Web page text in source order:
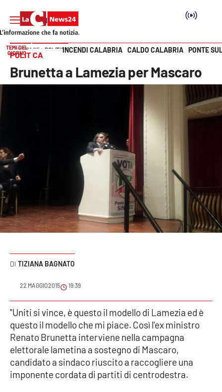
Politica
Attualità
Economia e lavoro
Italia Mondo
Sanità
Sport
Meteo
Editoriali
Vai
TEMI DEL
GIORNO
INCENDI CALABRIA CALDO CALABRIA PONTE
HOME PAGE POLITICA
POLITICA
Brunetta a Lamezia per Mascaro
TIZIANA BAGNATO
22 MAGGIO 2015 19:39
"Uniti si vince, è questo il modello di Lamezia ed è
questo il modello che mi piace. Così l'ex ministro
Renato Brunetta interviene nella campagna
elettorale lametina a sostegno di Mascaro,
candidato a sindaco riuscito a raccogliere una
imponente cordata di partiti di centrodestra.